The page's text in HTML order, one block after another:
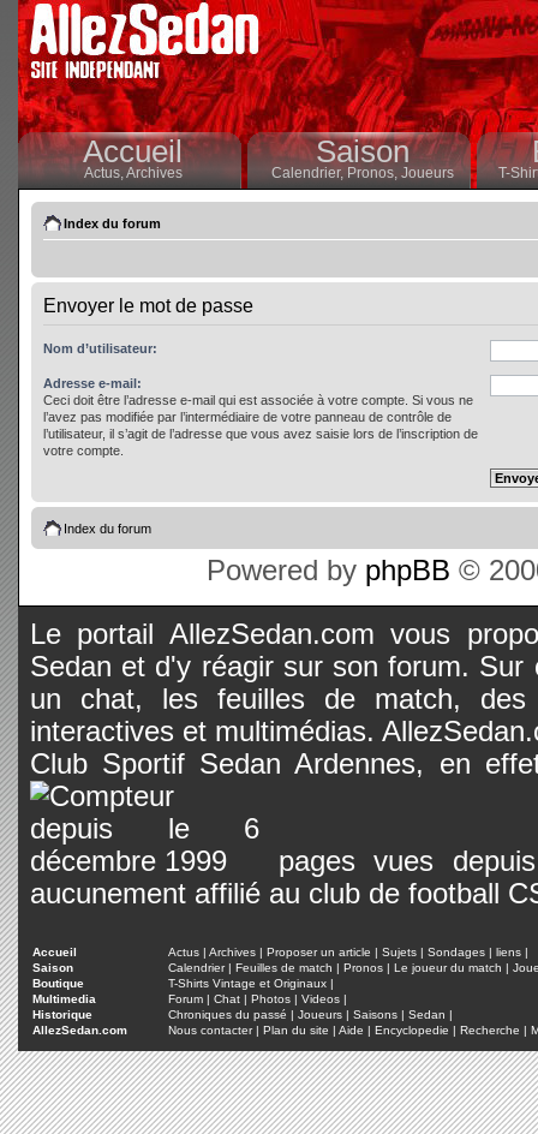
Accueil
Actus,Archives
Saison
Calendrier,Pronos, Joueurs T-
Index du forum
Envoyer le mot de passe
Nom d’utilisateur:
Adresse e-mail:
Ceci doit être l’adresse e-mail qui est associée à votre compte. Si vous ne
l’avez pas modifiée par l’intermédiaire de votre panneau de contrôle de
l’utilisateur, il s’agit de l’adresse que vous avez saisie lors de l’inscription de
votre compte.
Index du forum
Powered by phpBB ©
Le portail AllezSedan.com vous
Sedan et d'y réagir sur son forum.
un chat, les feuilles de match, des
interactives et multimédias.
Club Sportif Sedan Ardennes, en
pages vues
aucunement affilié au club de football
Accueil Actus | Archives | Proposer un article | Sujets | Sondages | liens |
Saison
Calendrier| Feuilles de match | Pronos | Le joueur du match |
Boutique
T-Shirts Vintage et Originaux |
Multimedia
Forum | Chat | Photos | Videos |
Historique
Chroniques du passé | Joueurs | Saisons | Sedan |
AllezSedan.com
Nous contacter| Plan du site | Aide | Encyclopedie | Recherche |